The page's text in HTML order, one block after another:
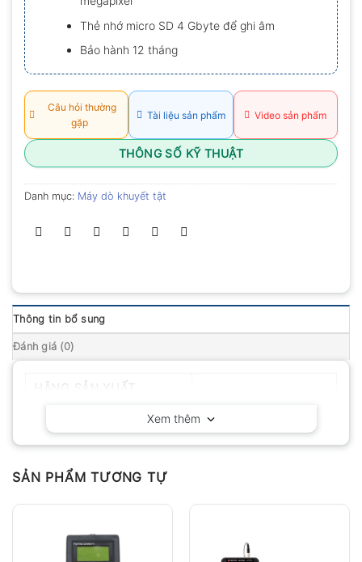
Thẻ nhớ micro SD 4 Gbyte để ghi âm
Bảo hành 12 tháng
Câu hỏi thường
gặp
Tài liệu sản phẩm Video sản phẩm
THÔNG SỐ KỸ THUẬT
Danh mục: Máy dò khuyết tật
Thông tin bổ sung
Đánh giá (0)
Xem thêm
SẢN PHẨM TƯƠNG TỰ